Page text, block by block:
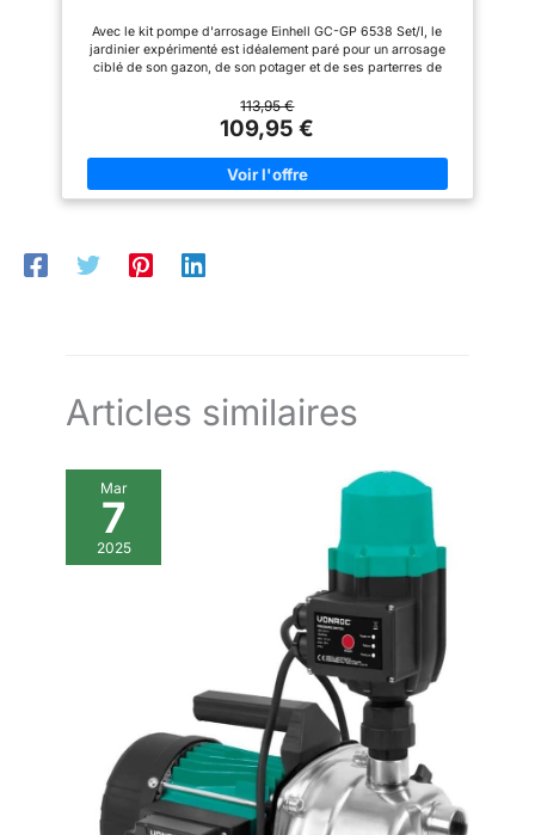
W, débit max. 3800 l/h, hauteur
de refoulement 36 m, pression
de refoulement 3,6 bar, hauteur
raccord de pression 33,3 mm
Avec le kit pompe d'arrosage Einhell GC-GP 6538 Set/I, le
jardinier expérimenté est idéalement paré pour un arrosage
ciblé de son gazon, de son potager et de ses parterres de
pouvant aller jusqu’à 3 800 litres par heure. La pression de
refoulement est alors de 3,6 bar et la hauteur d’aspiration
maximale de 8 m, la hauteur de refoulement maximale pouvant
même atteindre 36 m Avec son interrupteur marche/arrêt, la
pompe d'arrosage est instantanément opérationnelle. Grâce à
sa poignée de transport très pratique, la pompe d'arrosage
purge assure sa vidange en vue d’un stockage sans risque de
113,95 €
109,95 €
Articles similaires
Mar
7
2025